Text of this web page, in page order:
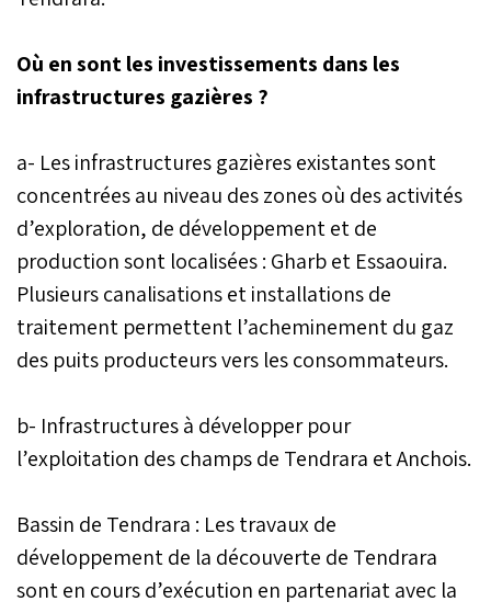
Où en sont les investissements dans les
infrastructures gazières ?
a- Les infrastructures gazières existantes sont
concentrées au niveau des zones où des activités
d’exploration, de développement et de
production sont localisées : Gharb et Essaouira.
Plusieurs canalisations et installations de
traitement permettent l’acheminement du gaz
des puits producteurs vers les consommateurs.
b- Infrastructures à développer pour
l’exploitation des champs de Tendrara et Anchois.
Bassin de Tendrara : Les travaux de
développement de la découverte de Tendrara
sont en cours d’exécution en partenariat avec la